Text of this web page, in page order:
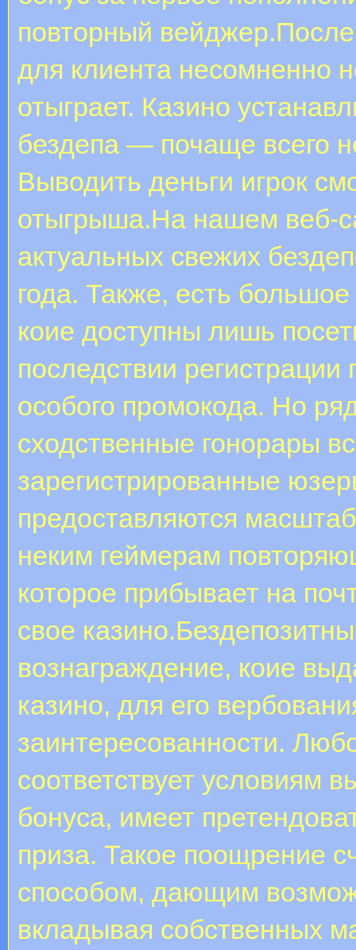
повторный
для клиента несомненно
отыграет. Казино
бездепа — почаще всего
Выводить деньги игрок
отыгрыша.На нашем веб-
актуальных свежих
года. Также, есть
коие доступны лишь
последствии
особого промокода. Но
сходственные гонорары
зарегистрированные
предоставляются
неким геймерам
которое прибывает на
свое
вознаграждение, коие
казино, для его
заинтересованности.
соответствует условиям
бонуса, имеет
приза. Такое поощрение
способом, дающим
вкладывая собственных